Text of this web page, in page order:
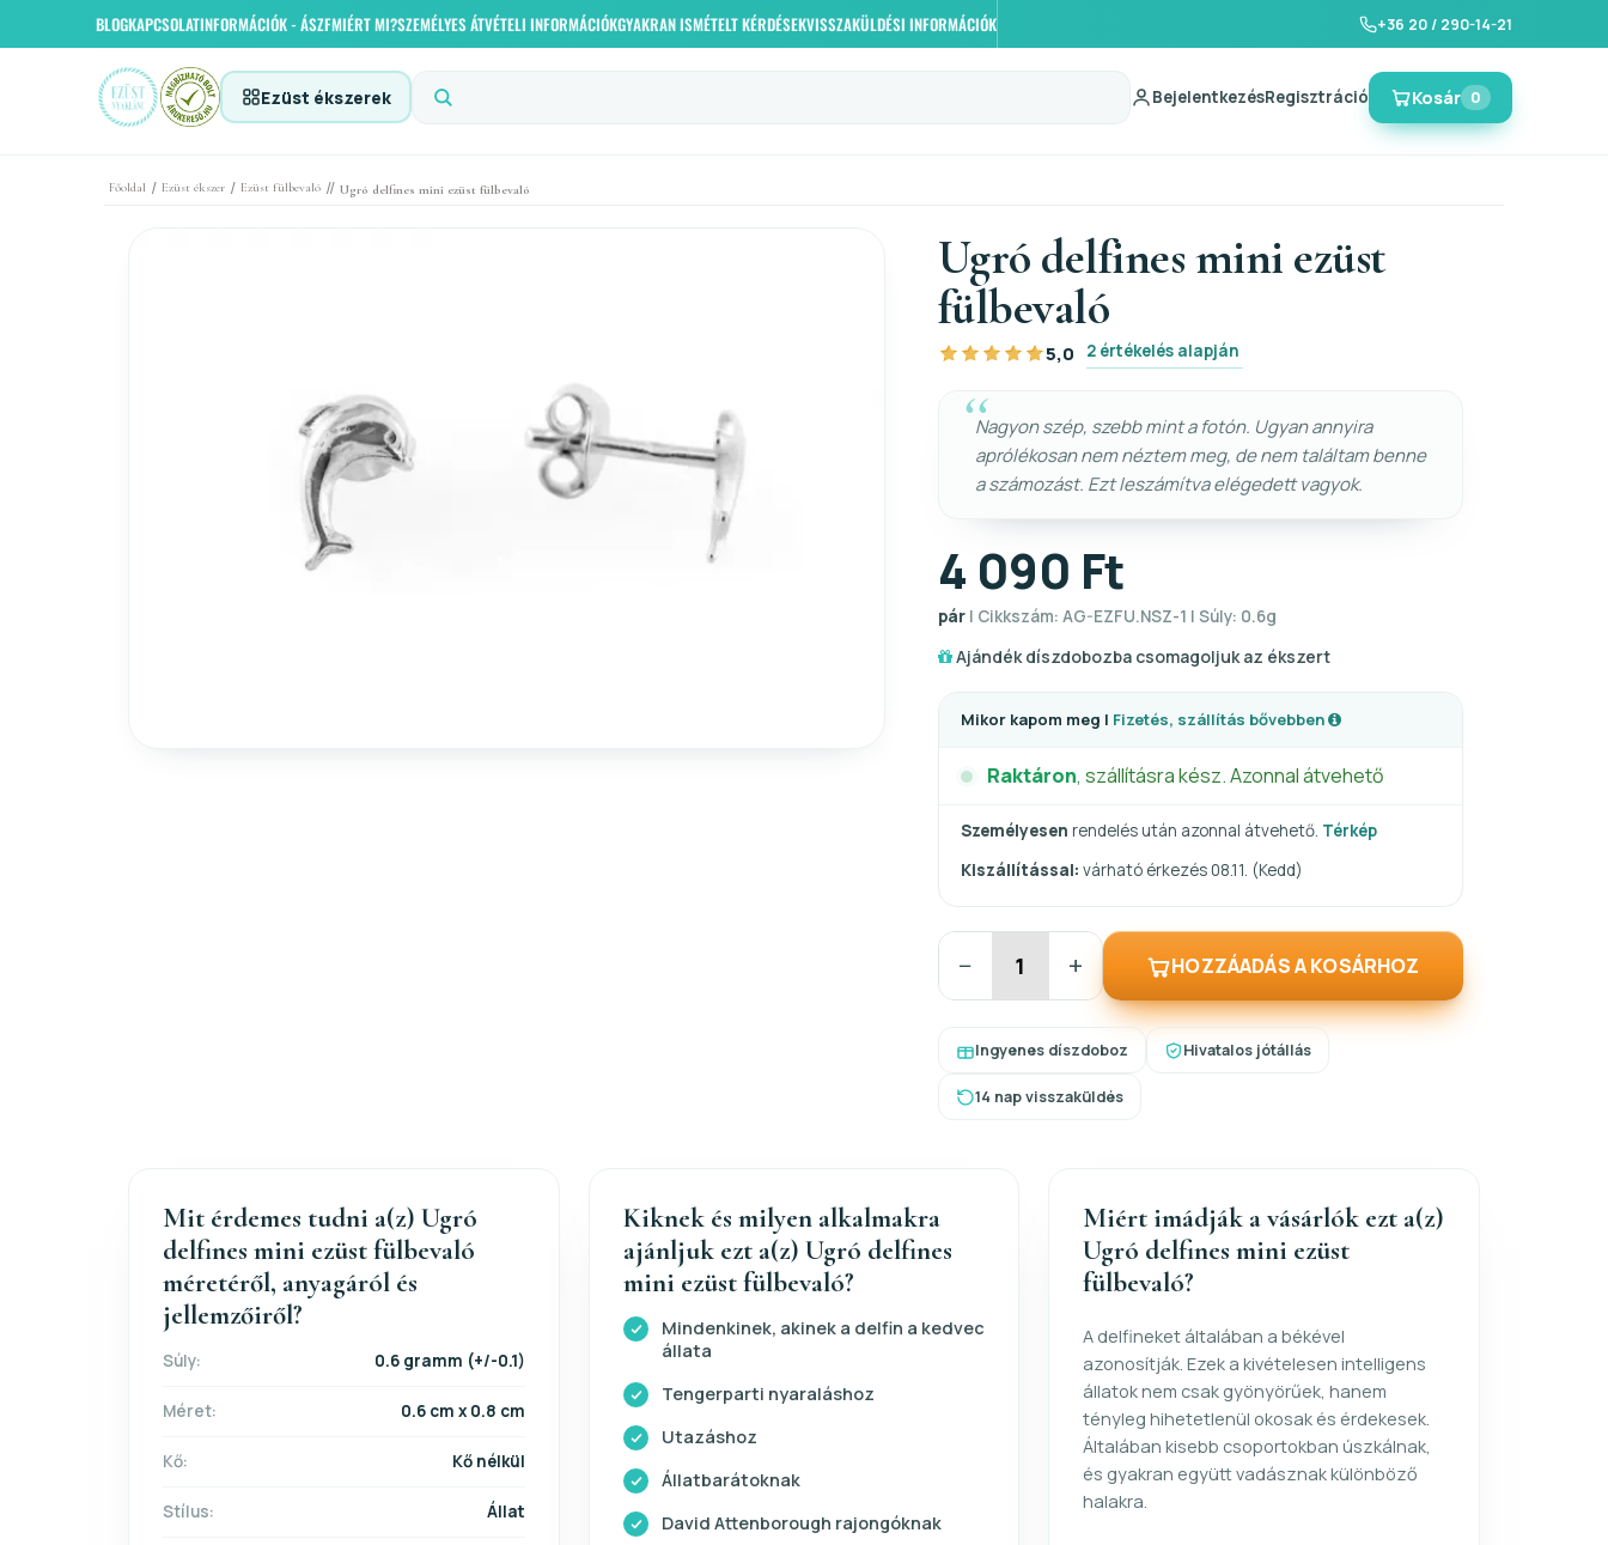
BLOGKAPCSOLATINFORMÁCIÓK - ÁSZFMIÉRT MI?SZEMÉLYES ÁTVÉTELI INFORMÁCIÓKGYAKRAN ISMÉTELT KÉRDÉSEKVISSZAKÜLDÉSI INFORMÁCIÓK +36 20 / 290-14-21
Ezüst ékszerek BejelentkezésRegisztráció Kosár 0
Főoldal / Ezüst ékszer / Ezüst fülbevaló // Ugró delfines mini ezüst fülbevaló
Ugró delfines mini ezüst
fülbevaló
5,0 2 értékelés alapján
Nagyon szép, szebb mint a fotón. Ugyan annyira
aprólékosan nem néztem meg, de nem találtam benne
a számozást. Ezt leszámítva elégedett vagyok.
4 090 Ft
pár| Cikkszám: AG-EZFU.NSZ-1 | Súly: 0.6g
Ajándék díszdobozba csomagoljuk az ékszert
Mikor kapom meg | Fizetés, szállítás bővebben
Raktáron, szállításra kész. Azonnal átvehető
Személyesen rendelés után azonnal átvehető. Térkép
Kiszállítással: várható érkezés 08.11. (Kedd)
− + HOZZÁADÁS A KOSÁRHOZ
Ingyenes díszdoboz Hivatalos jótállás
14 nap visszaküldés
Mit érdemes tudni a(z) Ugró
delfines mini ezüst fülbevaló
méretéről, anyagáról és
jellemzőiről?
Súly: 0.6 gramm (+/-0.1)
Méret: 0.6 cm x 0.8 cm
Kő: Kő nélkül
Stílus: Állat
Kiknek és milyen alkalmakra
ajánljuk ezt a(z) Ugró delfines
mini ezüst fülbevaló?
Mindenkinek, akinek a delfin a kedvec
állata
Tengerparti nyaraláshoz
Utazáshoz
Állatbarátoknak
David Attenborough rajongóknak
Miért imádják a vásárlók ezt a(z)
Ugró delfines mini ezüst
fülbevaló?
A delfineket általában a békével
azonosítják. Ezek a kivételesen intelligens
állatok nem csak gyönyörűek, hanem
tényleg hihetetlenül okosak és érdekesek.
Általában kisebb csoportokban úszkálnak,
és gyakran együtt vadásznak különböző
halakra.